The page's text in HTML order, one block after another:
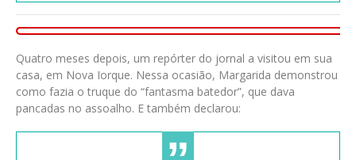
Quatro meses depois, um repórter do jornal a visitou em sua
casa, em Nova Iorque. Nessa ocasião, Margarida demonstrou
como fazia o truque do “fantasma batedor”, que dava
pancadas no assoalho. E também declarou: